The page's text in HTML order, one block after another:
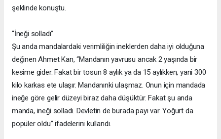
şeklinde konuştu.
“İneği solladı”
Şu anda mandalardaki verimliliğin ineklerden daha iyi olduğuna
değinen Ahmet Kan, “Mandanın yavrusu ancak 2 yaşında bir
kesime gider. Fakat bir tosun 8 aylık ya da 15 aylıkken, yani 300
kilo karkas ete ulaşır. Mandanınki ulaşmaz. Onun için mandada
ineğe göre gelir düzeyi biraz daha düşüktür. Fakat şu anda
manda, ineği solladı. Devletin de burada payı var. Yoğurt da
popüler oldu” ifadelerini kullandı.